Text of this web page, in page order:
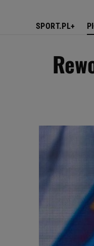
SPORT.PL+